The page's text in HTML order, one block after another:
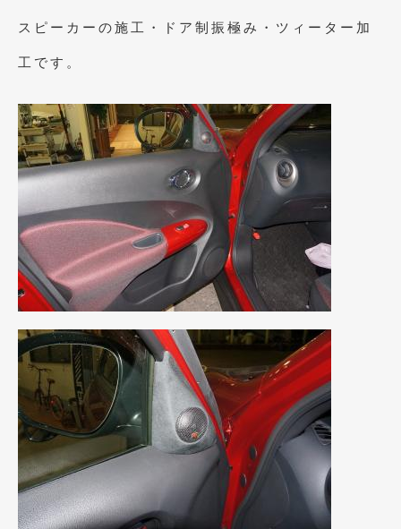
2023年8月(2)
2023年4月
2022年12月(1)
2022年10月(2)
2022年8月 (1)
2022年4月 (2)
2022年1月(3)
2021年12月 (2)
2021年8月(2)
2021年7月(7)
2021年4月 (1)
2021年3月(1)
2021年1月(2)
2020年12月
2020年11月(2)
スピーカーの施工・ドア制振極み・ツィーター加
工です。